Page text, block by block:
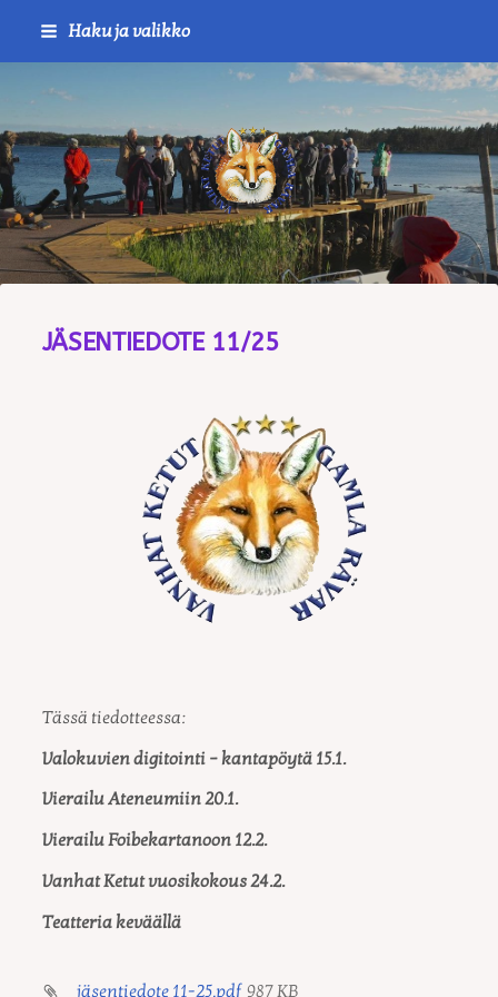
Siirry Haku ja valikko
Journalistiliitto / RTTL/
JÄSENTIEDOTE 11/25
Tässä tiedotteessa:
Valokuvien digitointi – kantapöytä 15.1.
Vierailu Ateneumiin 20.1.
Vierailu Foibekartanoon 12.2.
Vanhat Ketut vuosikokous 24.2.
Teatteria keväällä
jäsentiedote 11-25.pdf 987 KB